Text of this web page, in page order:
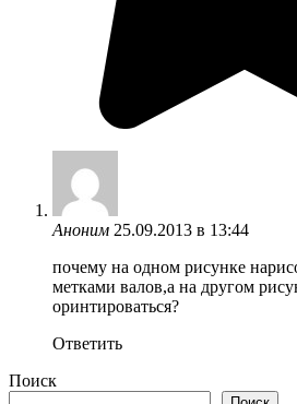
Аноним 25.09.2013 в 13:44
почему на одном рисунке
метками валов,а на другом
оринтироваться?
Ответить
Поиск